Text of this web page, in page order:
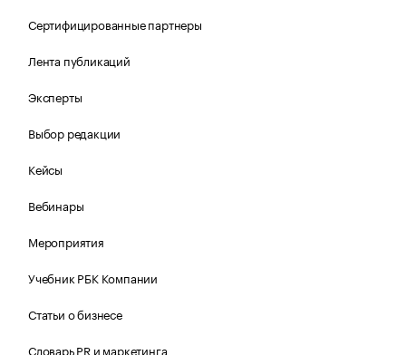
Сертифицированные партнеры
Лента публикаций
Эксперты
Выбор редакции
Кейсы
Вебинары
Мероприятия
Учебник РБК Компании
Статьи о бизнесе
Словарь PR и маркетинга